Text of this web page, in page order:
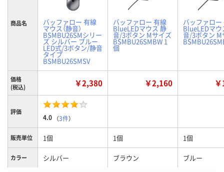
商品名 バッファロー 有線
マウス（静音）
BSMBU26SMシリー
ズ シルバー ブルー
LED式/3ボタン/静音
タイプ
BSMBU26SMSV
バッファロー 有線
BlueLEDマウス 静
音/3ボタン Mサイズ
BSMBU26SMBW 1
個
バッファロー
BlueLEDマウ
音/3ボタン M
価格
(税込)
￥2,380 ￥2,160
評価
4.0 （3件）
販売単位 1個 1個 1個
カラー シルバー ブラウン ブルー